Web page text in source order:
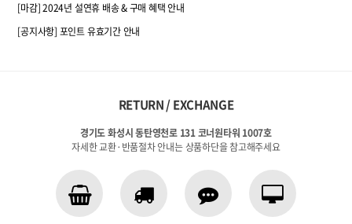
[마감] 2024년 설연휴 배송 & 구매 혜택 안내
[공지사항] 포인트 유효기간 안내
RETURN / EXCHANGE
경기도 화성시 동탄영천로 131 코너원타워 1007호
자세한 교환·반품절차 안내는 상품하단을 참고해주세요